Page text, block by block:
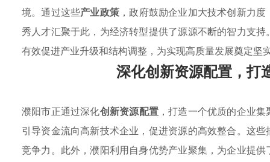
境。通过这些产业政策 ，政府鼓励企业加大技术创新力
秀人才汇聚于此，为经济转型提供了源源不断的智力支
有效促进产业升级和结构调整，为实现高质量发展奠定坚
深化创新资源配置，打
濮阳市正通过深化创新资源配置，打造一个优质的企业
引导资金流向高新技术企业，促进资源的高效整合。这
竞争力。此外，濮阳利用自身优势产业聚集，为企业提